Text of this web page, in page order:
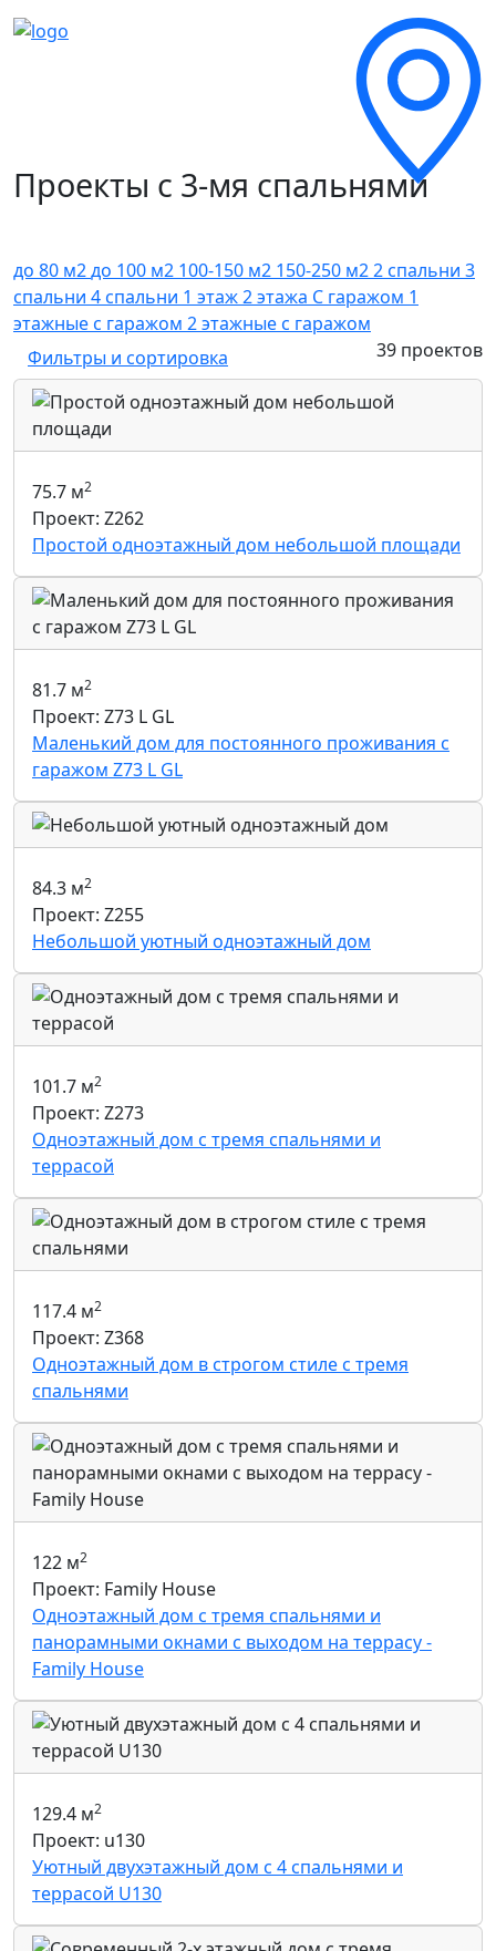
Проекты с 3-мя спальнями
до 80 м2до 100 м2 100-150 м2 150-250 м22 спальни 3
спальни 4 спальни 1 этаж2 этажа C гаражом 1
этажные с гаражом 2 этажные с гаражом
Фильтры и сортировка
39 проектов
75.7 м2
Проект: Z262
Простой одноэтажный дом небольшой площади
81.7 м2
Проект: Z73 L GL
Маленький дом для постоянного проживания с
гаражом Z73 L GL
84.3 м2
Проект: Z255
Небольшой уютный одноэтажный дом
101.7 м2
Проект: Z273
Одноэтажный дом с тремя спальнями и
террасой
117.4 м2
Проект: Z368
Одноэтажный дом в строгом стиле с тремя
спальнями
122 м2
Проект: Family House
Одноэтажный дом с тремя спальнями и
панорамными окнами с выходом на террасу -
Family House
129.4 м2
Проект: u130
Уютный двухэтажный дом с 4 спальнями и
террасой U130